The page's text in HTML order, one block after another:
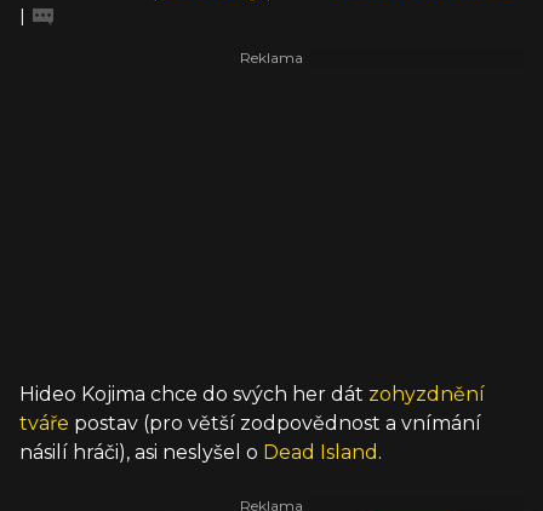
|
Hideo Kojima chce do svých her dát zohyzdnění
tváře postav (pro větší zodpovědnost a vnímání
násilí hráči), asi neslyšel o Dead Island .